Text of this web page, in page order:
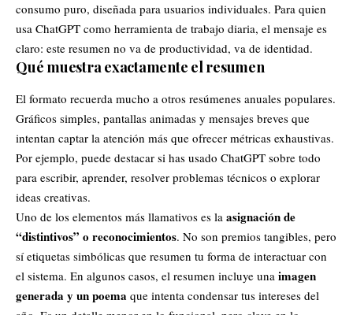
consumo puro, diseñada para usuarios individuales. Para quien
usa ChatGPT como herramienta de trabajo diaria, el mensaje es
claro: este resumen no va de productividad, va de identidad.
Qué muestra exactamente el resumen
El formato recuerda mucho a otros resúmenes anuales populares.
Gráficos simples, pantallas animadas y mensajes breves que
intentan captar la atención más que ofrecer métricas exhaustivas.
Por ejemplo, puede destacar si has usado ChatGPT sobre todo
para escribir, aprender, resolver problemas técnicos o explorar
ideas creativas.
Uno de los elementos más llamativos es la asignación de
“distintivos” o reconocimientos. No son premios tangibles, pero
sí etiquetas simbólicas que resumen tu forma de interactuar con
el sistema. En algunos casos, el resumen incluye una imagen
generada y un poema que intenta condensar tus intereses del